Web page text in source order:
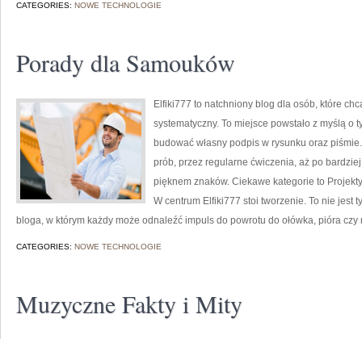
CATEGORIES: NOWE TECHNOLOGIE
Porady dla Samouków
Elfiki777 to natchniony blog dla osób, które
systematyczny. To miejsce powstało z myślą
budować własny podpis w rysunku oraz
prób, przez regularne ćwiczenia, aż po
pięknem znaków. Ciekawe kategorie to
W centrum Elfiki777 stoi tworzenie. To nie jest
bloga, w którym każdy może odnaleźć impuls do powrotu do ołówka, pióra
CATEGORIES: NOWE TECHNOLOGIE
Muzyczne Fakty i Mity